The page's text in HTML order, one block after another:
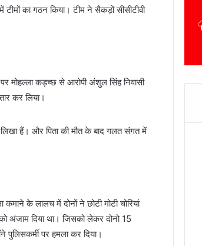
का गठन किया। टीम ने सैकड़ों सीसीटीवी
मोहल्ला कड़च्छ से आरोपी अंशुल सिंह निवासी
कर लिया।
हैं। और पिता की मौत के बाद गलत संगत में
के लालच में दोनों ने छोटी मोटी चोरियां
अंजाम दिया था। जिसको लेकर दोनो 15
पर हमला कर दिया।